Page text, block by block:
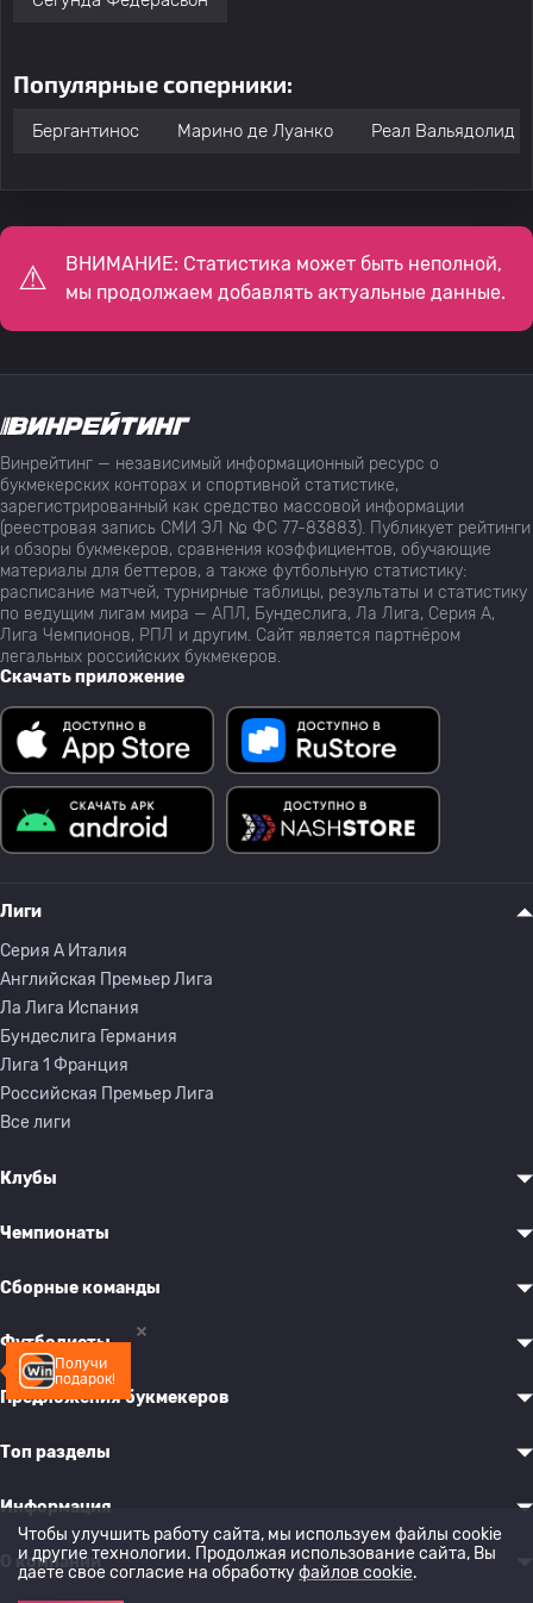
Популярные соперники:
Бергантинос Марино де Луанко Реал Вальядолид 2
ВНИМАНИЕ: Статистика может быть неполной,
мы продолжаем добавлять актуальные данные.
Получи
подарок!
Винрейтинг — независимый информационный ресурс о
букмекерских конторах и спортивной статистике,
зарегистрированный как средство массовой информации
(реестровая запись СМИ ЭЛ № ФС 77-83883). Публикует рейтинги
и обзоры букмекеров, сравнения коэффициентов, обучающие
материалы для беттеров, а также футбольную статистику:
расписание матчей, турнирные таблицы, результаты и статистику
по ведущим лигам мира — АПЛ, Бундеслига, Ла Лига, Серия А,
Лига Чемпионов, РПЛ и другим. Сайт является партнёром
легальных российских букмекеров.
Скачать приложение
Лиги
Серия A Италия
Английская Премьер Лига
Ла Лига Испания
Бундеслига Германия
Лига 1 Франция
Российская Премьер Лига
Все лиги
Клубы
Чемпионаты
Сборные команды
Футболисты
Предложения букмекеров
Топ разделы
Информация
О компании
Чтобы улучшить работу сайта, мы используем файлы cookie
и другие технологии. Продолжая использование сайта, Вы
даете свое согласие на обработкуфайлов cookie.